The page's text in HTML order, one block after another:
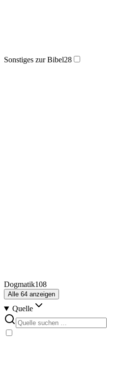
Sonstiges zur Bibel28
Dogmatik108
Alle 64 anzeigen
Quelle